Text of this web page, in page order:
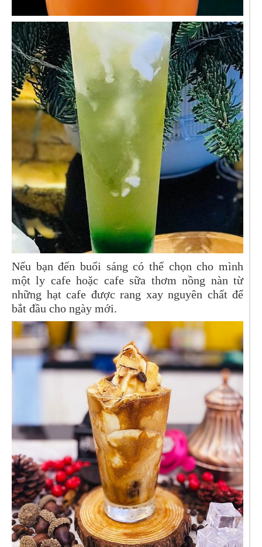
Nếu bạn đến buổi sáng có thể chọn cho mình
một ly cafe hoặc cafe sữa thơm nồng nàn từ
những hạt cafe được rang xay nguyên chất để
bắt đầu cho ngày mới.